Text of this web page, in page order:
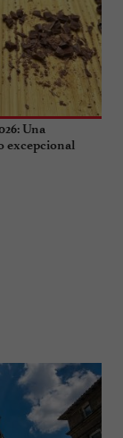
Una
excepcional